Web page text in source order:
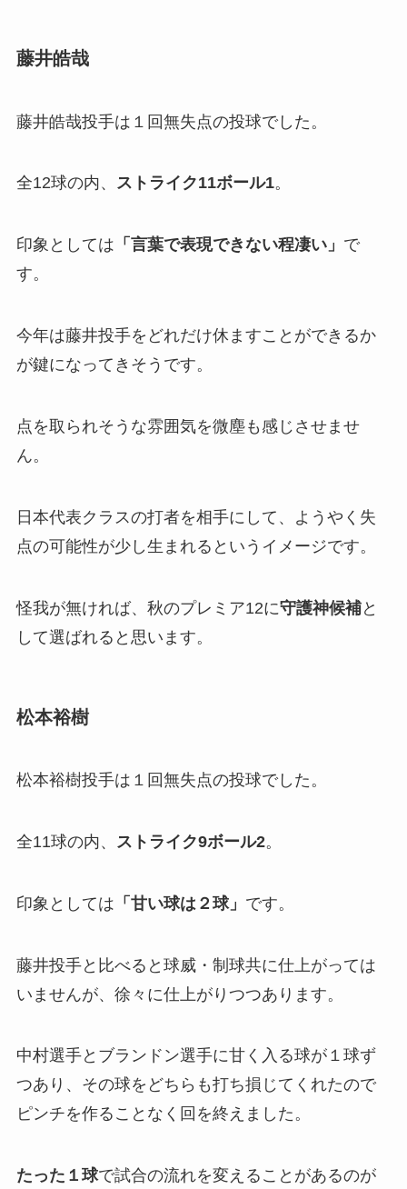
藤井皓哉
藤井皓哉投手は１回無失点の投球でした。
全12球の内、 ストライク11ボール1。
印象としては 「言葉で表現できない程凄い」 で
す。
今年は藤井投手をどれだけ休ますことができるか
が鍵になってきそうです。
点を取られそうな雰囲気を微塵も感じさせませ
ん。
日本代表クラスの打者を相手にして、ようやく失
点の可能性が少し生まれるというイメージです。
怪我が無ければ、秋のプレミア12に守護神候補と
して選ばれると思います。
松本裕樹
松本裕樹投手は１回無失点の投球でした。
全11球の内、 ストライク9ボール2。
印象としては 「甘い球は２球」 です。
藤井投手と比べると球威・制球共に仕上がっては
いませんが、徐々に仕上がりつつあります。
中村選手とブランドン選手に甘く入る球が１球ず
つあり、その球をどちらも打ち損じてくれたので
ピンチを作ることなく回を終えました。
たった１球で試合の流れを変えることがあるのが